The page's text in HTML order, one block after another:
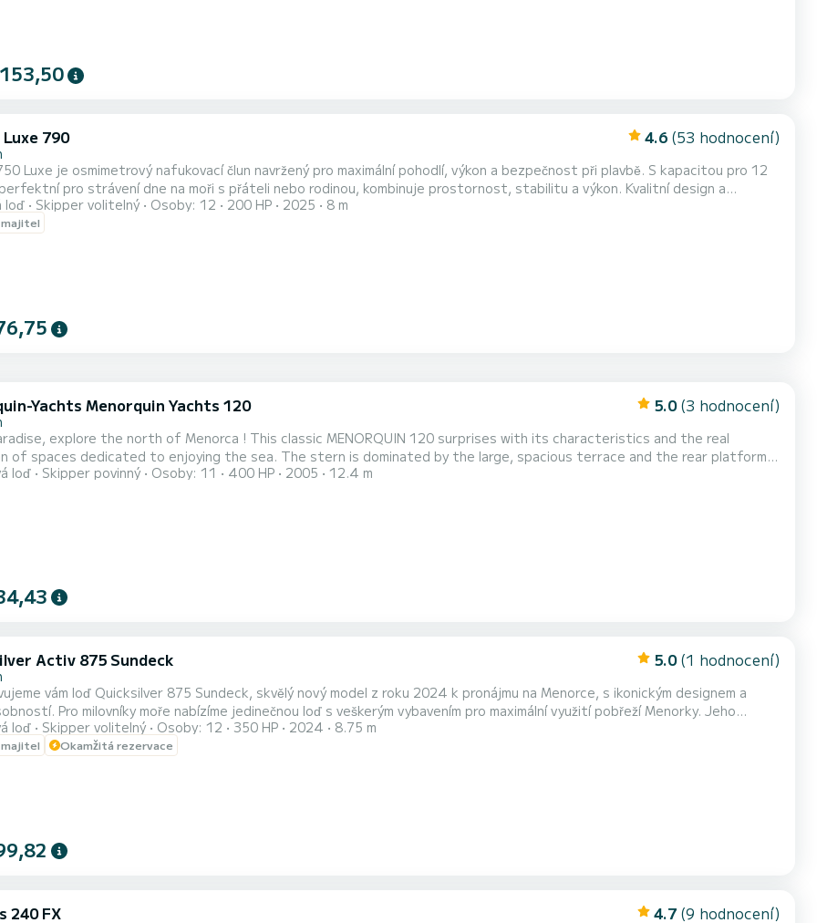
790 4.6 (53 hodnocení)
Luxe je osmimetrový nafukovací člun navržený pro maximální pohodlí, výkon a bezpečnost při plavbě. S kapacitou pro 12
pro strávení dne na moři s přáteli nebo rodinou, kombinuje prostornost, stabilitu a výkon. Kvalitní design a
Tento model vyniká svým premium zpracováním, odolnými materiály a sofistikovaným designem, který přináší eleganci a
Kombinace vysokopevnostních nafukovacích válců a dobře navrženého trupu zaručuje hladkou plavbu i v bouřl...
loď Skipper volitelný Osoby: 12 200 HP 2025 8 m
Yachts Menorquin Yachts 120 5.0 (3 hodnocení)
the north of Menorca ! This classic MENORQUIN 120 surprises with its characteristics and the real
of spaces dedicated to enjoying the sea. The stern is dominated by the large, spacious terrace and the rear platform,
appearing as an appendix, formally merges with the hull and gives it an even slimmer profile. APETAHI is a beautiful
loď Skipper povinný Osoby: 11 400 HP 2005 12.4 m
Activ 875 Sundeck 5.0 (1 hodnocení)
vám loď Quicksilver 875 Sundeck, skvělý nový model z roku 2024 k pronájmu na Menorce, s ikonickým designem a
Pro milovníky moře nabízíme jedinečnou loď s veškerým vybavením pro maximální využití pobřeží Menorky. Jeho
přídě navíc umožňuje klidný průchod vlnami a zajišťuje příjemné plavby. Dále je třeba zdůraznit, že díky svému
loď Skipper volitelný Osoby: 12 350 HP 2024 8.75 m
Okamžitá rezervace
240 FX 4.7 (9 hodnocení)